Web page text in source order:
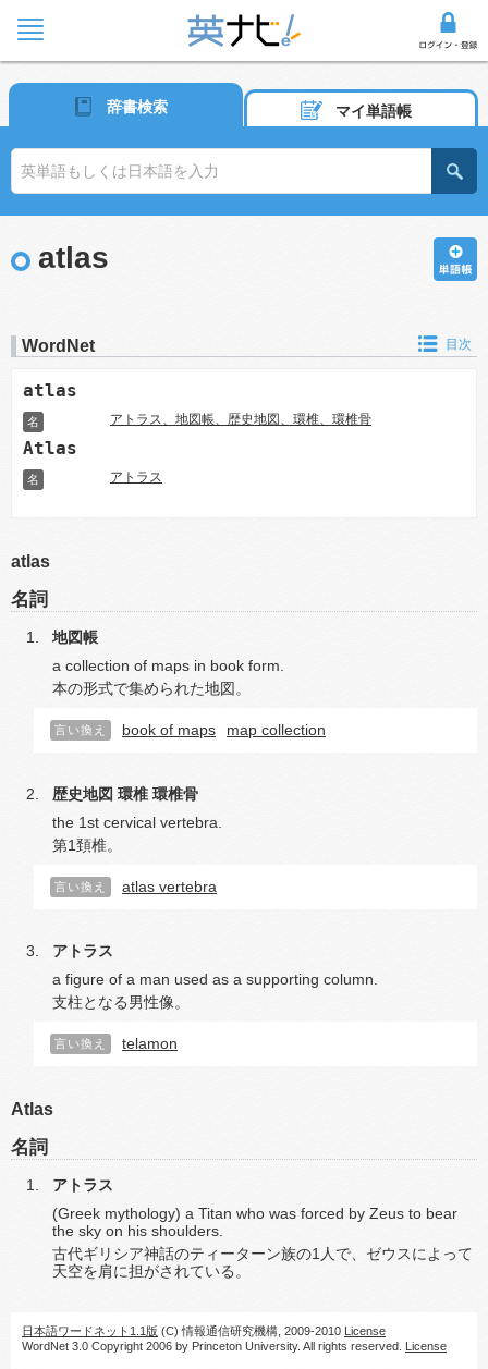
辞書検索 マイ単語帳
atlas
WordNet 目次
atlas
名 アトラス、地図帳、歴史地図、環椎、環椎骨
Atlas
名 アトラス
atlas
名詞
地図帳
a collection of maps in book form.
本の形式で集められた地図。
言い換え book of maps map collection
歴史地図 環椎 環椎骨
the 1st cervical vertebra.
第1頚椎。
言い換え atlas vertebra
アトラス
a figure of a man used as a supporting column.
支柱となる男性像。
言い換え telamon
Atlas
名詞
アトラス
(Greek mythology) a Titan who was forced by Zeus to bear
the sky on his shoulders.
古代ギリシア神話のティーターン族の1人で、ゼウスによって
天空を肩に担がされている。
日本語ワードネット1.1版 (C) 情報通信研究機構, 2009-2010 License
WordNet 3.0 Copyright 2006 by Princeton University. All rights reserved. License